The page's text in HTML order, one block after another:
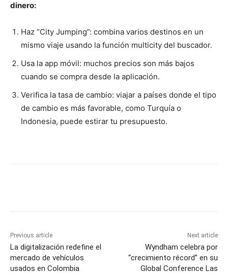
dinero:
Haz “City Jumping”: combina varios destinos en un
mismo viaje usando la función multicity del buscador.
Usa la app móvil: muchos precios son más bajos
cuando se compra desde la aplicación.
Verifica la tasa de cambio: viajar a países donde el tipo
de cambio es más favorable, como Turquía o
Indonesia, puede estirar tu presupuesto.
Previous article
La digitalización redefine el
mercado de vehículos
usados en Colombia
Next article
Wyndham celebra por
“crecimiento récord” en su
Global Conference Las